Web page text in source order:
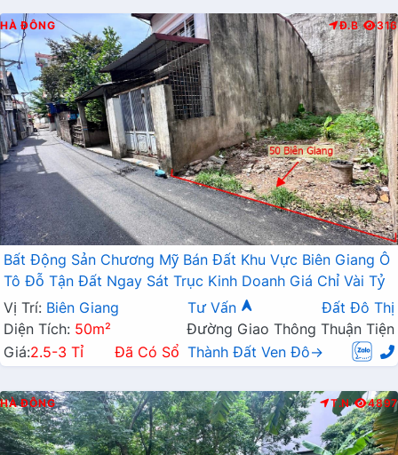
HÀ ĐÔNG Đ.B 316
Bất Động Sản Chương Mỹ Bán Đất Khu Vực Biên Giang Ô
Tô Đỗ Tận Đất Ngay Sát Trục Kinh Doanh Giá Chỉ Vài Tỷ
Vị Trí: Biên Giang Tư Vấn
Đất Đô Thị
Diện Tích: 50m²
Đường Giao Thông Thuận Tiện
Giá:2.5-3 Tỉ Đã Có Sổ Thành Đất Ven Đô→
HÀ ĐÔNG T.N 4897